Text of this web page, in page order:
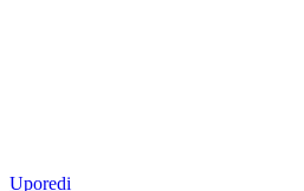
Uporedi